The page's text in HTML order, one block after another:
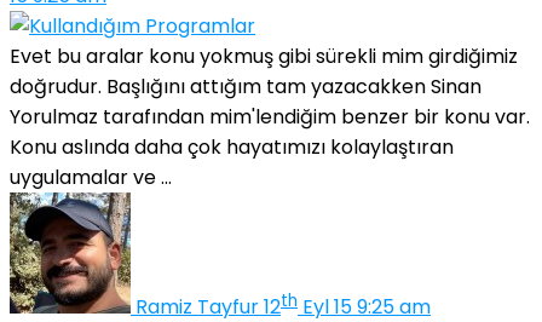
Evet bu aralar konu yokmuş gibi sürekli mim girdiğimiz
doğrudur. Başlığını attığım tam yazacakken Sinan
Yorulmaz tarafından mim'lendiğim benzer bir konu var.
Konu aslında daha çok hayatımızı kolaylaştıran
uygulamalar ve ...
Ramiz Tayfur12th Eyl 15 9:25 am